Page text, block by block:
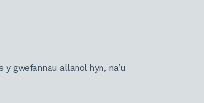
gwefannau allanol hyn, na’u